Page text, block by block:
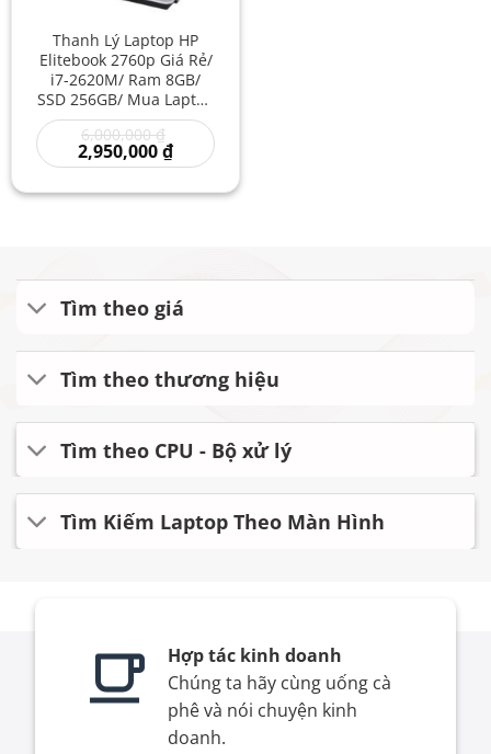
Thanh Lý Laptop HP
Elitebook 2760p Giá Rẻ/
i7-2620M/ Ram 8GB/
SSD 256GB/ Mua Laptop
Gia Re/ Laptop i7 Xách
Tay Giá Rẻ/ Máy Tính
Bền Bỉ Từ Mỹ
6,000,000₫
gốc
là:
2,950,000₫Giá
hiện
là:
Tìm theo giá
Tìm theo thương hiệu
Tìm theo CPU - Bộ xử lý
Tìm Kiếm Laptop Theo Màn Hình
Hợp tác kinh doanh
Chúng ta hãy cùng uống cà
phê và nói chuyện kinh
doanh.